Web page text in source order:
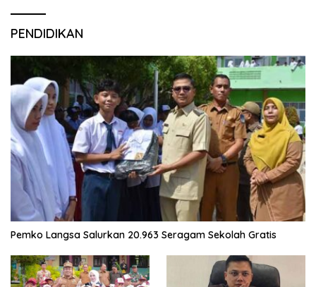
PENDIDIKAN
Pemko Langsa Salurkan 20.963 Seragam Sekolah Gratis